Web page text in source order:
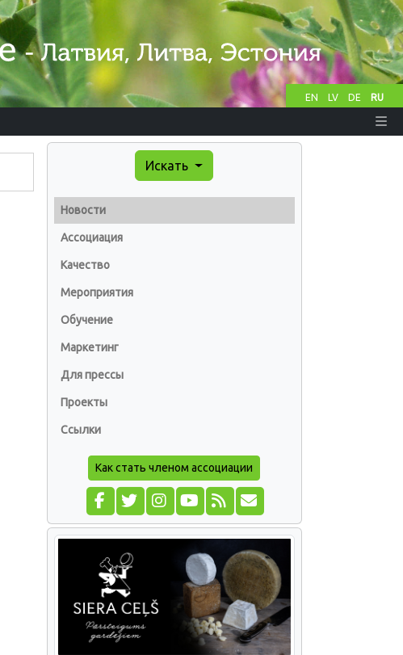
EN LV DE RU
Искать
Новости
Ассоциация
Качество
Мероприятия
Обучение
Маркетинг
Для прессы
Проекты
Ссылки
Как стать членом ассоциации